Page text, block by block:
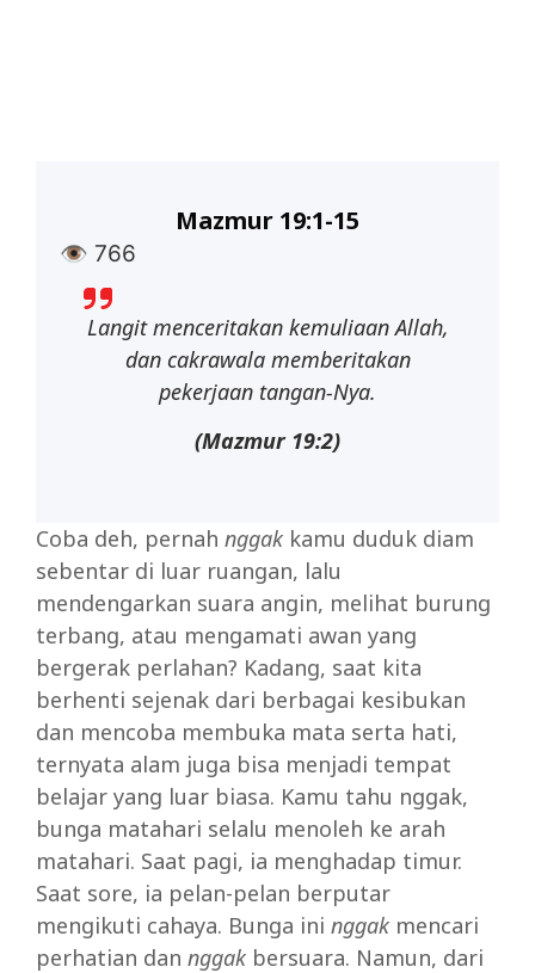
👁 766
Mazmur 19:1-15
Langit menceritakan kemuliaan Allah,
dan cakrawala memberitakan
pekerjaan tangan-Nya.
(Mazmur 19:2)
Coba deh, pernah nggak kamu duduk diam
sebentar di luar ruangan, lalu
mendengarkan suara angin, melihat burung
terbang, atau mengamati awan yang
bergerak perlahan? Kadang, saat kita
berhenti sejenak dari berbagai kesibukan
dan mencoba membuka mata serta hati,
ternyata alam juga bisa menjadi tempat
belajar yang luar biasa. Kamu tahu nggak,
bunga matahari selalu menoleh ke arah
matahari. Saat pagi, ia menghadap timur.
Saat sore, ia pelan-pelan berputar
mengikuti cahaya. Bunga ini nggak mencari
perhatian dan nggak bersuara. Namun, dari